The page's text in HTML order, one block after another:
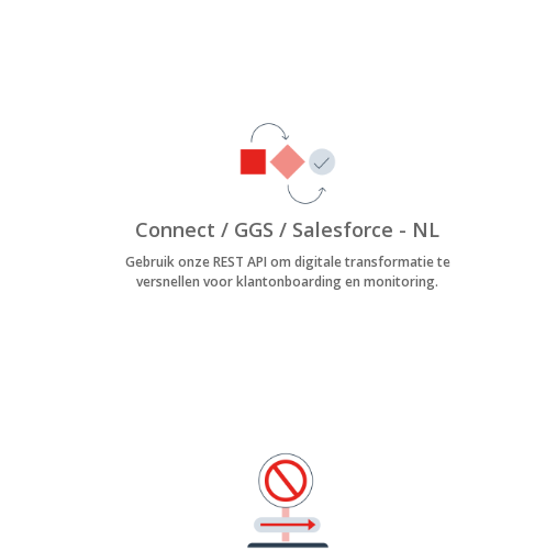
Connect / GGS / Salesforce - NL
Gebruik onze REST API om digitale transformatie te
versnellen voor klantonboarding en monitoring.